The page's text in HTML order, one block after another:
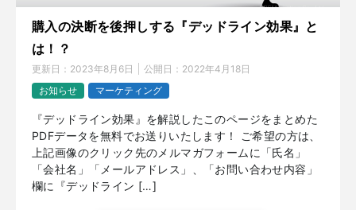
購入の決断を後押しする『デッドライン効果』と
は！？
更新日： 2023年8月6日 公開日： 2022年4月18日
お知らせ
マーケティング
『デッドライン効果』を解説したこのページをまとめた
PDFデータを無料でお送りいたします！ ご希望の方は、
上記画像のクリック先のメルマガフォームに「氏名」
「会社名」「メールアドレス」、「お問い合わせ内容」
欄に『デッドライン […]